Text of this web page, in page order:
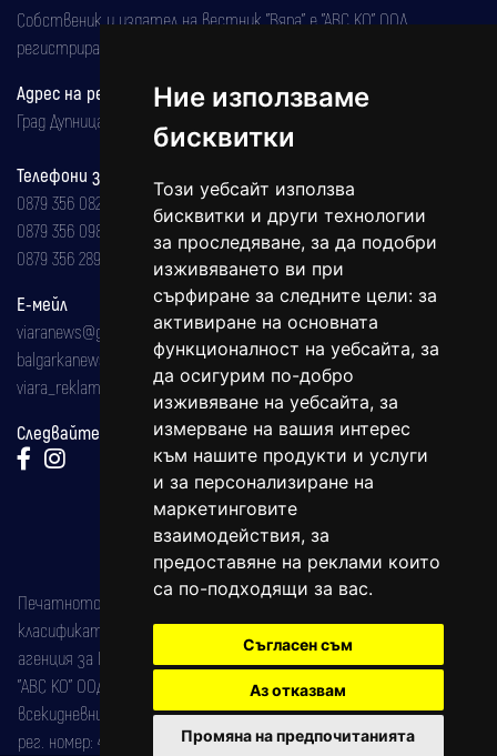
Ние използваме
бисквитки
Този уебсайт използва
бисквитки и други технологии
за проследяване, за да подобри
изживяването ви при
сърфиране за следните цели: за
активиране на основната
функционалност на уебсайта, за
да осигурим по-добро
изживяване на уебсайта, за
измерване на вашия интерес
към нашите продукти и услуги
и за персонализиране на
маркетинговите
взаимодействия, за
предоставяне на реклами които
са по-подходящи за вас.
Съгласен съм
Аз отказвам
Промяна на предпочитанията
Собственик и издател на вестник "Вяра" е "АВС КО" ООД,
регистрирана на 08.05.2002 година.
Адрес на редакцията
Град Дупница, ул.''Христо Ботев" 43
Телефони за реклама и абонаменти
0879 356 082
0879 356 098
0879 356 289
Е-мейл
viaranews@gmail.com
balgarkanews@gmail.com
viara_reklama@mail.bg
Следвайте ни:
Печатното издание на вестника е регистрирано в националния
класификатор на печатните издания (Българска национална
агенция за ISSN) под номер: ISSN 1312-4722.
"АВС КО" ООД е притежател на марката: Вяра информационен
всекидневник на югозападна България, със свидетелство за марка
рег. номер: 47857/11.05.2004 година.